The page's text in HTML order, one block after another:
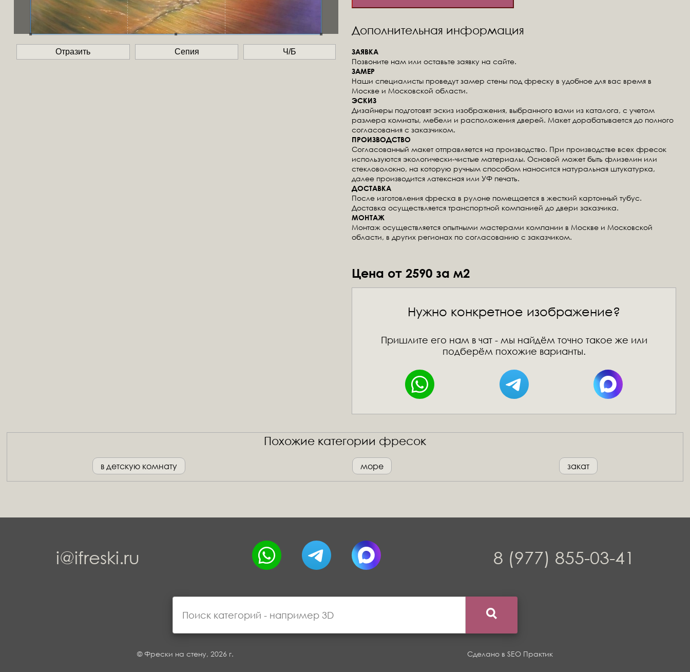
Отразить Сепия Ч/Б
Дополнительная информация
ЗАЯВКА
Позвоните нам или оставьте заявку на сайте.
ЗАМЕР
Наши специалисты проведут замер стены под фреску в удобное для вас время в
Москве и Московской области.
ЭСКИЗ
Дизайнеры подготовят эскиз изображения, выбранного вами из каталога, с учетом
размера комнаты, мебели и расположения дверей. Макет дорабатывается до полного
согласования с заказчиком.
ПРОИЗВОДСТВО
Согласованный макет отправляется на производство. При производстве всех фресок
используются экологически-чистые материалы. Основой может быть флизелин или
стекловолокно, на которую ручным способом наносится натуральная штукатурка,
далее производится латексная или УФ печать.
ДОСТАВКА
После изготовления фреска в рулоне помещается в жесткий картонный тубус.
Доставка осуществляется транспортной компанией до двери заказчика.
МОНТАЖ
Монтаж осуществляется опытными мастерами компании в Москве и Московской
области, в других регионах по согласованию с заказчиком.
Цена от 2590 за м2
Нужно конкретное изображение?
Пришлите его нам в чат - мы найдём точно такое же или
подберём похожие варианты.
Похожие категории фресок
в детскую комнату море закат
i@ifreski.ru 8 (977) 855-03-41
© Фрески на стену, 2026 г. Сделано в SEO Практик